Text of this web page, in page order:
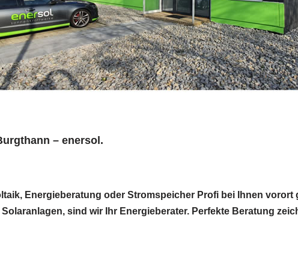
– enersol.
Energieberatung oder Stromspeicher Profi bei Ihnen
sind wir Ihr Energieberater. Perfekte Beratung